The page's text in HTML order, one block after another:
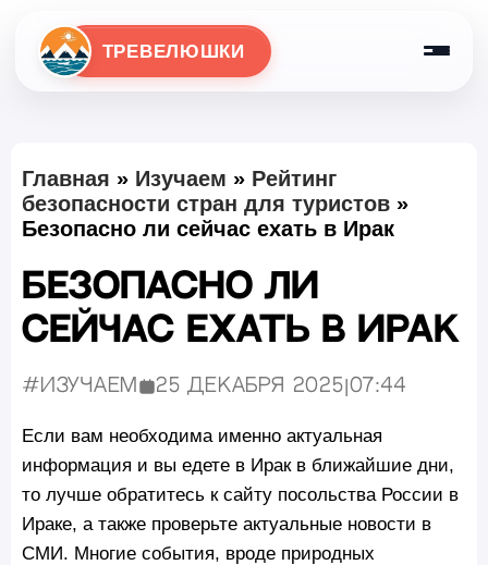
ТРЕВЕЛЮШКИ
Главная » Изучаем » Рейтинг
безопасности стран для туристов »
Безопасно ли сейчас ехать в Ирак
Безопасно ли
сейчас ехать в Ирак
#Изучаем Опубликовано:
25 декабря 2025 07:44
Если вам необходима именно актуальная
информация и вы едете в Ирак в ближайшие дни,
то лучше обратитесь к сайту посольства России в
Ираке, а также проверьте актуальные новости в
СМИ. Многие события, вроде природных